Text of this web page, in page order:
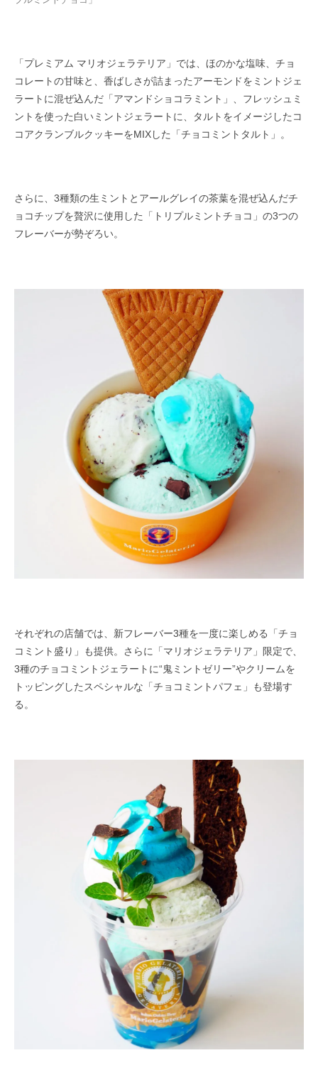
「プレミアム マリオジェラテリア」では、ほのかな塩味、チョ
コレートの甘味と、香ばしさが詰まったアーモンドをミントジェ
ラートに混ぜ込んだ「アマンドショコラミント」、フレッシュミ
ントを使った白いミントジェラートに、タルトをイメージしたコ
コアクランブルクッキーをMIXした「チョコミントタルト」。
さらに、3種類の生ミントとアールグレイの茶葉を混ぜ込んだチ
ョコチップを贅沢に使用した「トリプルミントチョコ」の3つの
フレーバーが勢ぞろい。
それぞれの店舗では、新フレーバー3種を一度に楽しめる「チョ
コミント盛り」も提供。さらに「マリオジェラテリア」限定で、
3種のチョコミントジェラートに“鬼ミントゼリー”やクリームを
トッピングしたスペシャルな「チョコミントパフェ」も登場す
る。